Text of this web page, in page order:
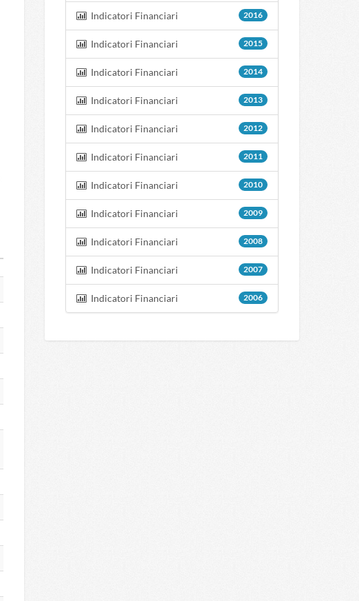
Indicatori Financiari 2016
Indicatori Financiari 2015
Indicatori Financiari 2014
Indicatori Financiari 2013
Indicatori Financiari 2012
Indicatori Financiari 2011
Indicatori Financiari 2010
Indicatori Financiari 2009
Indicatori Financiari 2008
Indicatori Financiari 2007
Indicatori Financiari 2006